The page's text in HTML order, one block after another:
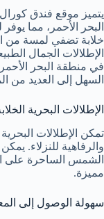
يتميز موقع فندق
البحر الأحمر، مما
خلابة تضفي لمسة من
الإطلالات الجمال
في منطقة البحر
السهل إلى العديد من
الإطلالات البحرية
تمكن الإطلالات
والرفاهية للنزلاء.
الشمس الساحرة على
مميزة.
سهولة الوصول إلى